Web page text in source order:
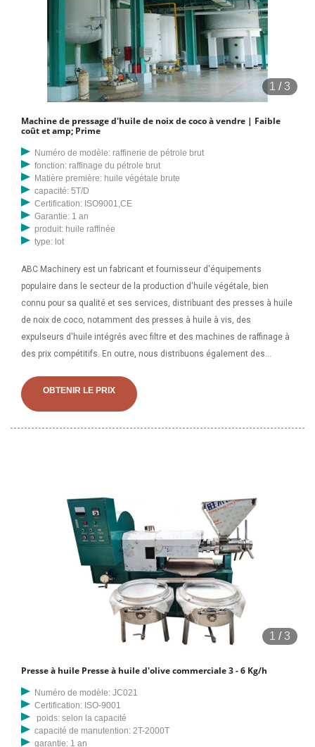
1 /3
Machine de pressage d'huile de noix de coco à vendre | Faible
coût et amp; Prime
Numéro de modèle: raffinerie de pétrole brut
fonction: raffinage du pétrole brut
Matière première: huile végétale brute
capacité: 5T/D
Certification: ISO9001,CE
Garantie: 1 an
produit: huile raffinée
type: lot
ABC Machinery est un fabricant et fournisseur d'équipements
populaire dans le secteur de la production d'huile végétale, bien
connu pour sa qualité et ses services, distribuant des presses à huile
de noix de coco, notamment des presses à huile à vis, des
expulseurs d'huile intégrés avec filtre et des machines de raffinage à
des prix compétitifs. En outre, nous distribuons également des
production d'huile de noix de coco. Industrie / Outils et outils
industriels Machines / Fraiseuse d'huile de coco à Kegalle -
OBTENIR LE PRIX
1 /3
Presse à huile Presse à huile d'olive commerciale 3 - 6 Kg/h
Numéro de modèle: JC021
Certification: ISO-9001
poids: selon la capacité
capacité de manutention: 2T-2000T
garantie: 1 an